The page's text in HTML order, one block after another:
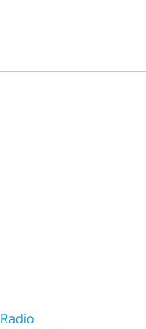
Radio